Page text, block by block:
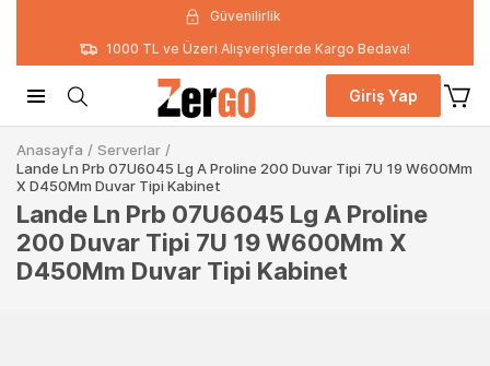
Güvenilirlik
1000 TL ve Üzeri Alışverişlerde Kargo Bedava!
Giriş Yap
Anasayfa / Serverlar /
Lande Ln Prb 07U6045 Lg A Proline 200 Duvar Tipi 7U 19 W600Mm
X D450Mm Duvar Tipi Kabinet
Lande Ln Prb 07U6045 Lg A Proline
200 Duvar Tipi 7U 19 W600Mm X
D450Mm Duvar Tipi Kabinet